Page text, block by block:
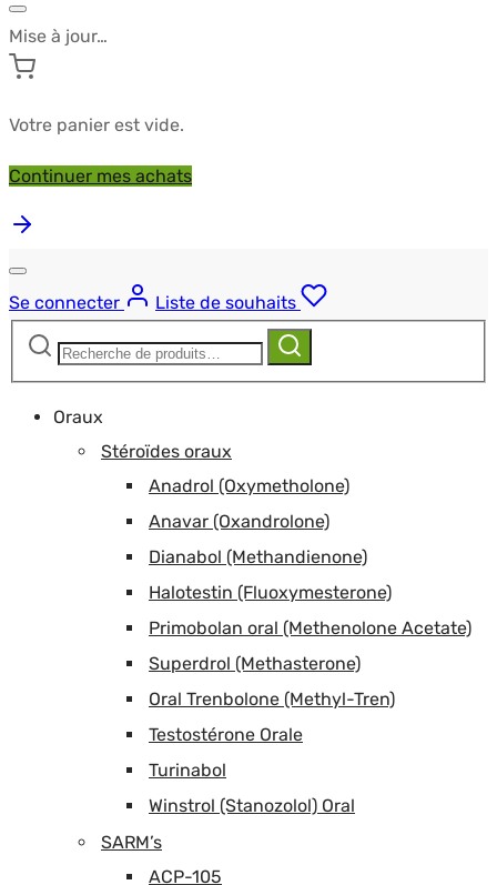
Mise à jour…
Votre panier est vide.
Continuer mes achats
Se connecter
Liste de souhaits
Recherche
Recherche
Oraux
Stéroïdes oraux
Anadrol (Oxymetholone)
Anavar (Oxandrolone)
Dianabol (Methandienone)
Halotestin (Fluoxymesterone)
Primobolan oral (Methenolone Acetate)
Superdrol (Methasterone)
Oral Trenbolone (Methyl-Tren)
Testostérone Orale
Turinabol
Winstrol (Stanozolol) Oral
SARM’s
ACP-105